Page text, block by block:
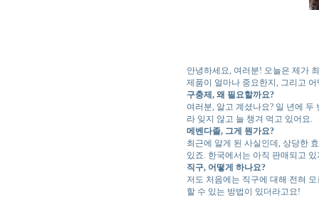
안녕하세요, 여러분! 오늘은 제가
제품이 얼마나 중요한지, 그리고
구충제, 왜 필요할까요?
여러분, 알고 계셨나요? 일 년에
라 잊지 않고 늘 챙겨 먹고 있어요.
메벤다졸, 그게 뭔가요?
최근에 알게 된 사실인데, 상당한
있죠. 한국에서는 아직 판매되고
직구, 어떻게 하나요?
저도 처음에는 직구에 대해 전혀
할 수 있는 방법이 있더라고요!